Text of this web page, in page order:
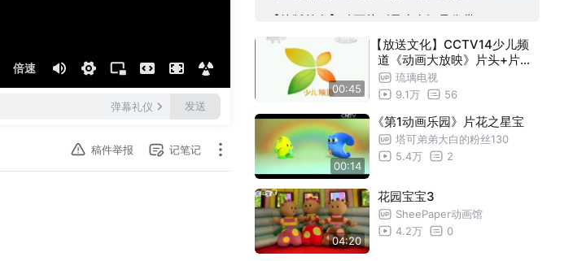
倍速
弹幕礼仪 发送
稿件举报 记笔记
独家版本。
》录像带母带资料欣赏，每集有下集预
告，独家版本。
【绝版首发】动画片《圣少女》录像带
高清贝塔母带资料欣赏，上视国语配音
【全网首发】绝版动画片《卡通总动员》
录像带母带资料欣赏，失传媒体，网上无
该动画片的相关资料。
02:14
【全网首发】绝版动画片《卡通总动员》
录像带母带资料欣赏，失传媒体，网上已
无该动画片的相关资料。
【全网首发】2006年青少年栏目《小小
炫部落》录像带母带资料欣赏
【全网绝版首发】90年代熊猫俱乐部动
画片《基德船长》国语母带片段欣赏，高
清晰Umatic。
01:14
【全网绝版首发】90年代熊猫俱乐部首
播动画片《基德船长》国语母带片段欣
赏，高清晰Umatic。
【全网绝版首发】上译国语配音动画片《
幸运狗》录像带母带片段欣赏，童年回忆
又回来了！
【录像带】动画片猫和老鼠1992年绝版
央视首播片段欣赏，重温最老最经典的版
【录像带】动画片猫和老鼠1992年绝版
00:45
【放送文化】CCTV14少儿频
道《动画大放映》片头+片尾(
2013.10.24)
琉璃电视
9.1万
56
00:14
《第1动画乐园》片花之星宝
塔可弟弟大白的粉丝130
5.4万
2
04:20
花园宝宝3
SheePaper动画馆
4.2万
0